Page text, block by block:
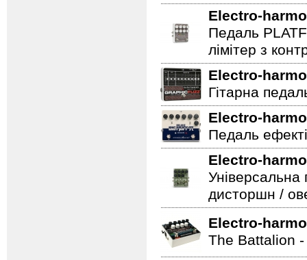
Electro-
Педаль
лімітер з
Electro-
Гітарна
Electro-
Педаль
Electro-
Універсальна
дисторшн /
Electro-
The Battalion -